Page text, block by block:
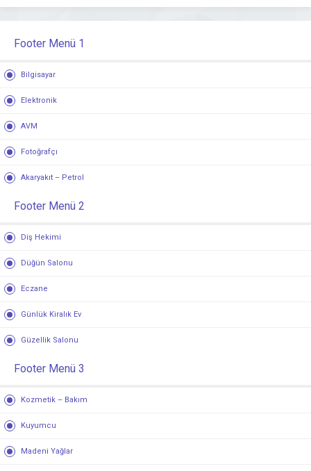
Footer Menü 1
Bilgisayar
Elektronik
AVM
Fotoğrafçı
Akaryakıt – Petrol
Footer Menü 2
Diş Hekimi
Düğün Salonu
Eczane
Günlük Kiralık Ev
Güzellik Salonu
Footer Menü 3
Kozmetik – Bakım
Kuyumcu
Madeni Yağlar